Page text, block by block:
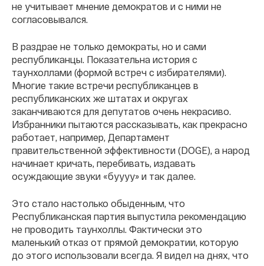
не учитывает мнение демократов и с ними не
согласовывался.
В раздрае не только демократы, но и сами
республиканцы. Показательна история с
таунхоллами (формой встреч с избирателями).
Многие такие встречи республиканцев в
республиканских же штатах и округах
заканчиваются для депутатов очень некрасиво.
Избранники пытаются рассказывать, как прекрасно
работает, например, Департамент
правительственной эффективности (DOGE), а народ
начинает кричать, перебивать, издавать
осуждающие звуки «буууу» и так далее.
Это стало настолько обыденным, что
Республиканская партия выпустила рекомендацию
не проводить таунхоллы. Фактически это
маленький отказ от прямой демократии, которую
до этого использовали всегда. Я видел на днях, что